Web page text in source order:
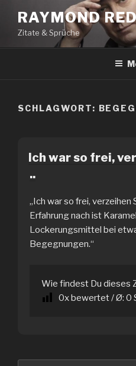
Inhalt
springen
RAYMOND
Zitate & Sprüche
SCHLAGWORT:
Ich war so frei,
..
„Ich war so frei,
Erfahrung nach ist
Lockerungsmittel bei
Begegnungen.“
Wie findest Du dieses
0x bewertet / Ø: 0